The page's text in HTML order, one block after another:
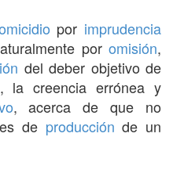
por imprudencia
por omisión,
del deber objetivo de
la creencia errónea y
, acerca de que no
es de producción de un